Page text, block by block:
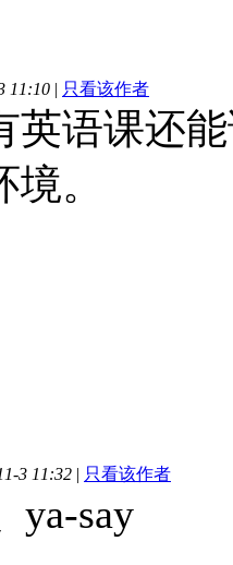
11:10 | 只看该作者
英语课还
。
3 11:32 | 只看该作者
ya-say